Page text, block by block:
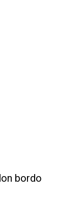
bordo